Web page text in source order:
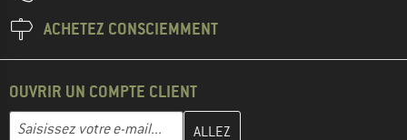
ACHETEZ CONSCIEMMENT
OUVRIR UN COMPTE CLIENT
Adresse e-mail
Entrez votre adresse e-mail ici et créez votre compte client à la